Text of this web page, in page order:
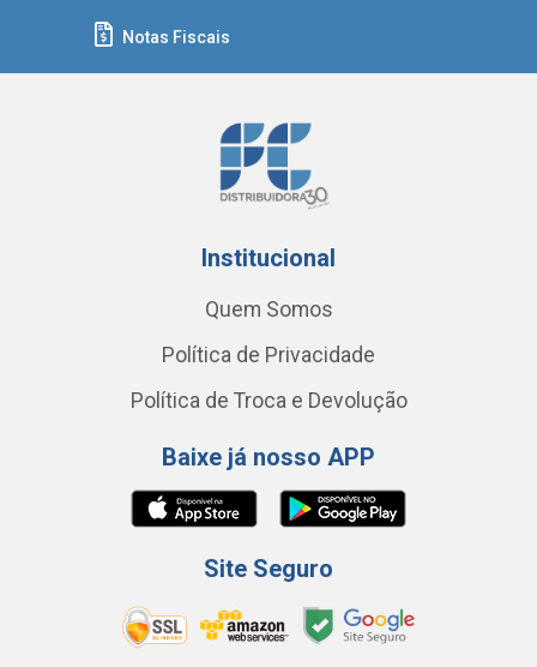
Notas Fiscais
Institucional
Quem Somos
Política de Privacidade
Política de Troca e Devolução
Baixe já nosso APP
Site Seguro